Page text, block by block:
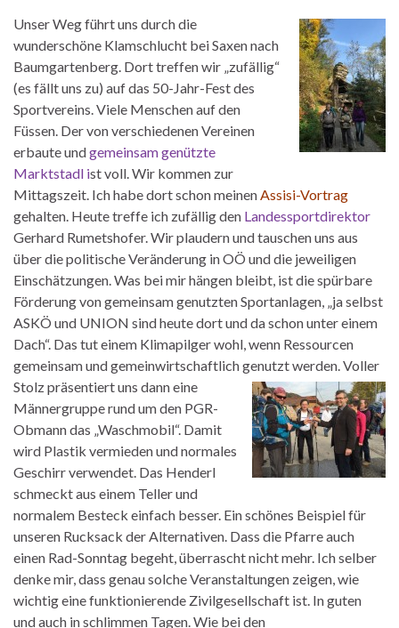
Unser Weg führt uns durch die
wunderschöne Klamschlucht bei Saxen nach
Baumgartenberg. Dort treffen wir „zufällig“
(es fällt uns zu) auf das 50-Jahr-Fest des
Sportvereins. Viele Menschen auf den
Füssen. Der von verschiedenen Vereinen
erbaute undgemeinsam genützte
Marktstadl ist voll. Wir kommen zur
Mittagszeit. Ich habe dort schon meinen Assisi-Vortrag
gehalten. Heute treffe ich zufällig den Landessportdirektor
Gerhard Rumetshofer. Wir plaudern und tauschen uns aus
über die politische Veränderung in OÖ und die jeweiligen
Einschätzungen. Was bei mir hängen bleibt, ist die spürbare
Förderung von gemeinsam genutzten Sportanlagen, „ja selbst
ASKÖ und UNION sind heute dort und da schon unter einem
Dach“. Das tut einem Klimapilger wohl, wenn Ressourcen
gemeinsam und gemeinwirtschaftlich genutzt werden. Voller
Stolz präsentiert uns dann eine
Männergruppe rund um den PGR-
Obmann das „Waschmobil“. Damit
wird Plastik vermieden und normales
Geschirr verwendet. Das Henderl
schmeckt aus einem Teller und
normalem Besteck einfach besser. Ein schönes Beispiel für
unseren Rucksack der Alternativen. Dass die Pfarre auch
einen Rad-Sonntag begeht, überrascht nicht mehr. Ich selber
denke mir, dass genau solche Veranstaltungen zeigen, wie
wichtig eine funktionierende Zivilgesellschaft ist. In guten
und auch in schlimmen Tagen. Wie bei den